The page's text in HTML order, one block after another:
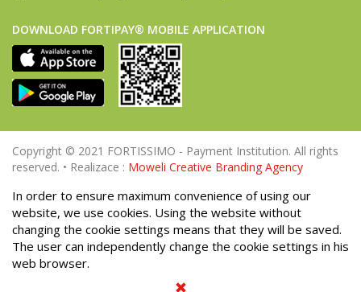
DOWNLOAD FORTIPAY® MOBILE APPLICATION
Copyright © 2021 FORTISSIMO - Payment Institution. All rights
reserved. • Realizace : Moweli Creative Branding Agency
In order to ensure maximum convenience of using our
website, we use cookies. Using the website without
changing the cookie settings means that they will be saved.
The user can independently change the cookie settings in his
web browser.